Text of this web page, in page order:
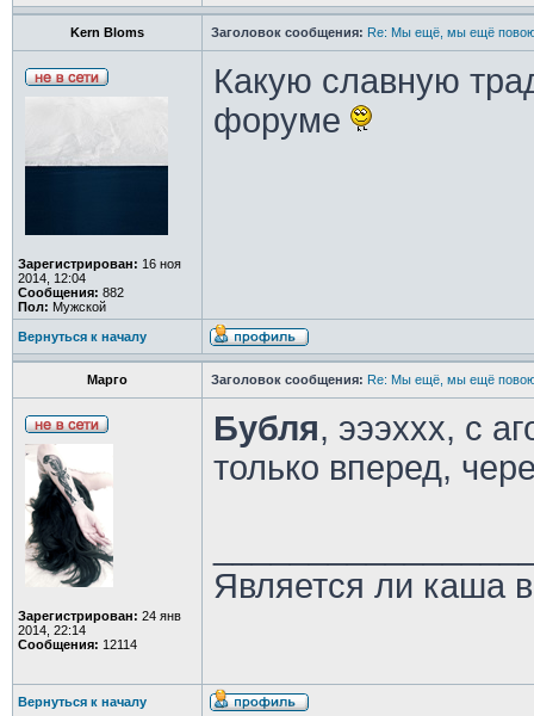
Kern Bloms Заголовок сообщения: Re: Мы ещё, мы ещё
Зарегистрирован: 16 ноя
2014, 12:04
Сообщения: 882
Пол: Мужской
Какую славную
форуме
Вернуться к началу
Марго Заголовок сообщения: Re: Мы ещё, мы ещё
Зарегистрирован: 24 янв
2014, 22:14
Сообщения: 12114
Бубля, эээххх, с
только вперед,
Является ли каша
Вернуться к началу